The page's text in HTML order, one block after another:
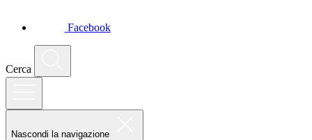
Facebook
Cerca
Nascondi la navigazione